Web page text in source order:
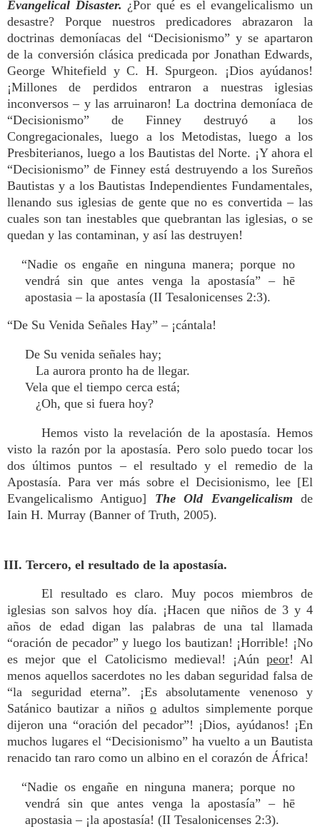
Evangelical Disaster. ¿Por qué es el evangelicalismo un
desastre? Porque nuestros predicadores abrazaron la
doctrinas demoníacas del “Decisionismo” y se apartaron
de la conversión clásica predicada por Jonathan Edwards,
George Whitefield y C. H. Spurgeon. ¡Dios ayúdanos!
¡Millones de perdidos entraron a nuestras iglesias
inconversos – y las arruinaron! La doctrina demoníaca de
“Decisionismo” de Finney destruyó a los
Congregacionales, luego a los Metodistas, luego a los
Presbiterianos, luego a los Bautistas del Norte. ¡Y ahora el
“Decisionismo” de Finney está destruyendo a los Sureños
Bautistas y a los Bautistas Independientes Fundamentales,
llenando sus iglesias de gente que no es convertida – las
cuales son tan inestables que quebrantan las iglesias, o se
quedan y las contaminan, y así las destruyen!
“Nadie os engañe en ninguna manera; porque no
vendrá sin que antes venga la apostasía” – hē
apostasia – la apostasía (II Tesalonicenses 2:3).
“De Su Venida Señales Hay” – ¡cántala!
De Su venida señales hay;
La aurora pronto ha de llegar.
Vela que el tiempo cerca está;
¿Oh, que si fuera hoy?
Hemos visto la revelación de la apostasía. Hemos
visto la razón por la apostasía. Pero solo puedo tocar los
dos últimos puntos – el resultado y el remedio de la
Apostasía. Para ver más sobre el Decisionismo, lee [El
Evangelicalismo Antiguo] The Old Evangelicalism de
Iain H. Murray (Banner of Truth, 2005).
III. Tercero, el resultado de la apostasía.
El resultado es claro. Muy pocos miembros de
iglesias son salvos hoy día. ¡Hacen que niños de 3 y 4
años de edad digan las palabras de una tal llamada
“oración de pecador” y luego los bautizan! ¡Horrible! ¡No
es mejor que el Catolicismo medieval! ¡Aún peor! Al
menos aquellos sacerdotes no les daban seguridad falsa de
“la seguridad eterna”. ¡Es absolutamente venenoso y
Satánico bautizar a niñoso adultos simplemente porque
dijeron una “oración del pecador”! ¡Dios, ayúdanos! ¡En
muchos lugares el “Decisionismo” ha vuelto a un Bautista
renacido tan raro como un albino en el corazón de África!
“Nadie os engañe en ninguna manera; porque no
vendrá sin que antes venga la apostasía” – hē
apostasia – ¡la apostasía! (II Tesalonicenses 2:3).